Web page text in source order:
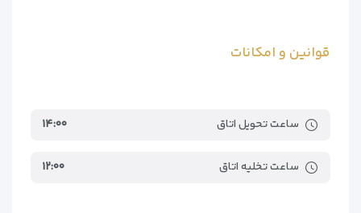
قوانین و امکانات
ساعت تحویل اتاق ۱۴:۰۰
ساعت تخلیه اتاق ۱۲:۰۰